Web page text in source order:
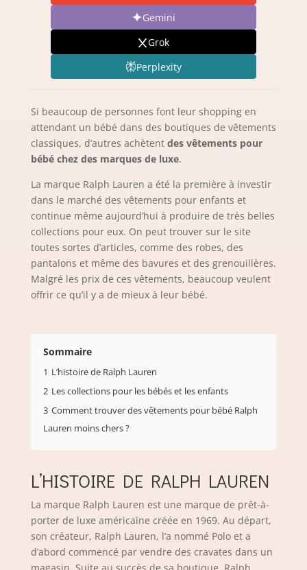
Gemini
Grok
Perplexity
Si beaucoup de personnes font leur shopping en
attendant un bébé dans des boutiques de vêtements
classiques, d’autres achètent des vêtements pour
bébé chez des marques de luxe.
La marque Ralph Lauren a été la première à investir
dans le marché des vêtements pour enfants et
continue même aujourd’hui à produire de très belles
collections pour eux. On peut trouver sur le site
toutes sortes d’articles, comme des robes, des
pantalons et même des bavures et des grenouillères.
Malgré les prix de ces vêtements, beaucoup veulent
offrir ce qu’il y a de mieux à leur bébé.
Sommaire
1 L’histoire de Ralph Lauren
2 Les collections pour les bébés et les enfants
3 Comment trouver des vêtements pour bébé Ralph
Lauren moins chers ?
L’HISTOIRE DE RALPH LAUREN
La marque Ralph Lauren est une marque de prêt-à-
porter de luxe américaine créée en 1969. Au départ,
son créateur, Ralph Lauren, l’a nommé Polo et a
d’abord commencé par vendre des cravates dans un